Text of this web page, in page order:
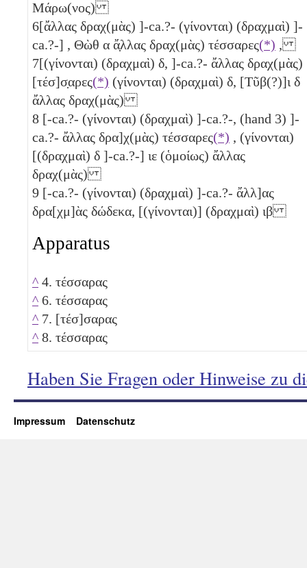
Μάρω(νος)
6[ἄλλας δραχ(μὰς) ]-ca.?- (γίνονται) (δραχμαὶ) ]-
ca.?-] , Θὼθ α ἄ̣λλας δραχ(μὰς) τέσσαρες(*) ,
7[(γίνονται) (δραχμαὶ) δ, ]-ca.?- ἄλλας δραχ(μὰς)
[τέσ]σ̣αρες(*) (γίνονται) (δραχμαὶ) δ, [Τῦβ(?)]ι δ
ἄλλας δραχ(μὰς)
8 [-ca.?- (γίνονται) (δραχμαὶ) ]-ca.?-, (hand 3) ]-
ca.?- ἄλλας δρα]χ(μὰς) τέσσαρες(*) , (γίνονται)
[(δραχμαὶ) δ ]-ca.?-] ιε (ὁμοίως) ἄλλας
δραχ(μὰς)
9 [-ca.?- (γίνονται) (δραχμαὶ) ]-ca.?- ἄλλ]ας
δρα[χμ]ὰς δώδεκα, [(γίνονται)] (δραχμαὶ) ιβ
Apparatus
^ 4. τέσσαρας
^ 6. τέσσαρας
^ 7. [τέσ]σαρας
^ 8. τέσσαρας
Haben Sie Fragen oder Hinweise zu
Impressum Datenschutz